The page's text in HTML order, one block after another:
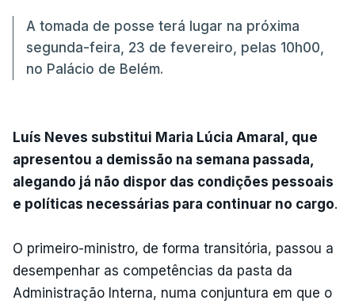
A tomada de posse terá lugar na próxima
segunda-feira, 23 de fevereiro, pelas 10h00,
no Palácio de Belém.
Luís Neves substitui Maria Lúcia Amaral, que
apresentou a demissão na semana passada,
alegando já não dispor das condições pessoais
e políticas necessárias para continuar no cargo.
O primeiro-ministro, de forma transitória, passou a
desempenhar as competências da pasta da
Administração Interna, numa conjuntura em que o